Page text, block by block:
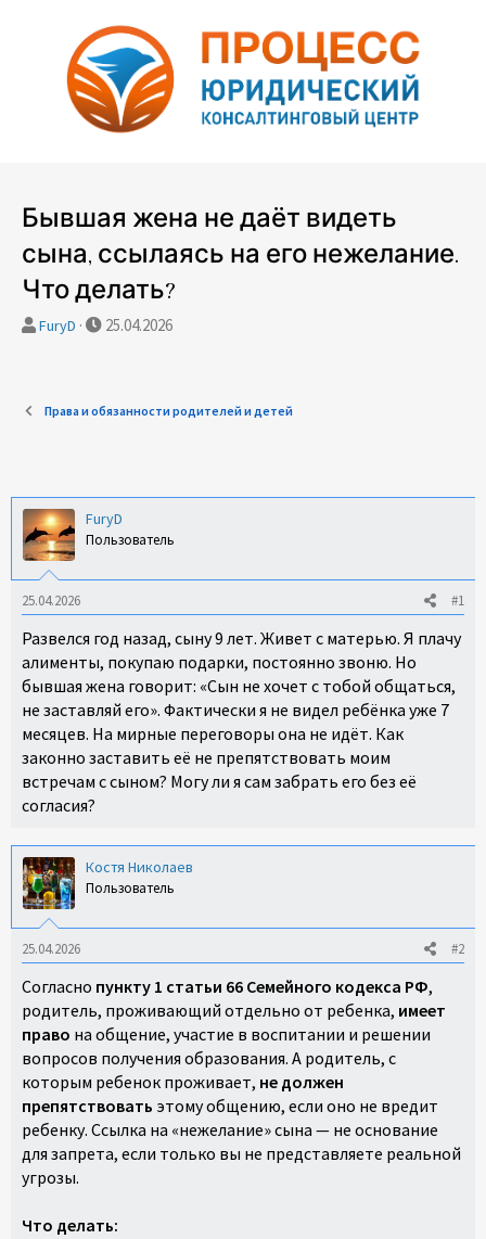
Бывшая жена не даёт видеть
сына, ссылаясь на его нежелание.
Что делать?
А
р
ы
FuryD
Д
с
н
и
я
25.04.2026
Права и обязанности родителей и детей
FuryD
Пользователь
25.04.2026 #1
Развелся год назад, сыну 9 лет. Живет с матерью. Я плачу
алименты, покупаю подарки, постоянно звоню. Но
бывшая жена говорит: «Сын не хочет с тобой общаться,
не заставляй его». Фактически я не видел ребёнка уже 7
месяцев. На мирные переговоры она не идёт. Как
законно заставить её не препятствовать моим
встречам с сыном? Могу ли я сам забрать его без её
согласия?
Костя Николаев
Пользователь
25.04.2026 #2
Согласно пункту 1 статьи 66 Семейного кодекса РФ,
родитель, проживающий отдельно от ребенка, имеет
право на общение, участие в воспитании и решении
вопросов получения образования. А родитель, с
которым ребенок проживает, не должен
препятствовать этому общению, если оно не вредит
ребенку. Ссылка на «нежелание» сына — не основание
для запрета, если только вы не представляете реальной
угрозы.
Что делать: